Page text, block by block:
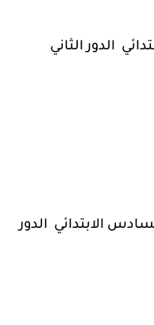
الدور الثاني
السادس الابتدائي الدور